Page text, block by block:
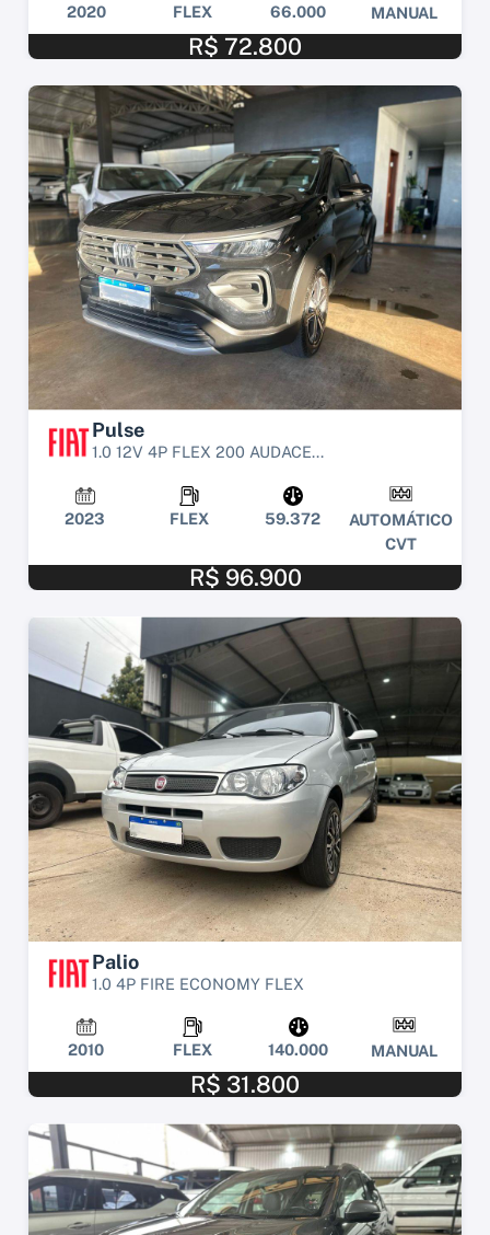
2020 FLEX 66.000 MANUAL
R$ 72.800
Pulse
1.0 12V 4P FLEX 200 AUDACE...
2023 FLEX 59.372
AUTOMÁTICO
CVT
R$ 96.900
Palio
1.0 4P FIRE ECONOMY FLEX
2010 FLEX 140.000 MANUAL
R$ 31.800